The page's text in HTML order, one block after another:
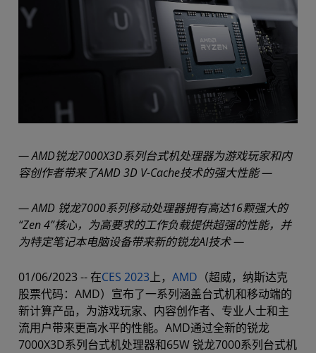
— AMD锐龙7000X3D系列台式机处理器为游戏玩家和内
容创作者带来了AMD 3D V-Cache技术的强大性能 —
— AMD 锐龙7000系列移动处理器拥有高达16颗强大的
“Zen 4”核心，为高要求的工作负载提供超强的性能，并
为特定笔记本电脑设备带来新的锐龙AI技术 —
01/06/2023 -- 在CES 2023上， AMD （超威，纳斯达克
股票代码：AMD）宣布了一系列涵盖台式机和移动端的
新计算产品，为游戏玩家、内容创作者、专业人士和主
流用户带来更高水平的性能。AMD通过全新的锐龙
7000X3D系列台式机处理器和65W 锐龙7000系列台式机